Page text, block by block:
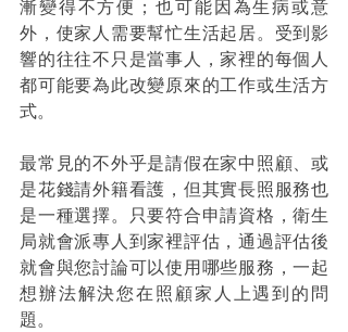
漸變得不方便；也可能因為生病或意
外，使家人需要幫忙生活起居。受到影
響的往往不只是當事人，家裡的每個人
都可能要為此改變原來的工作或生活方
式。
最常見的不外乎是請假在家中照顧、或
是花錢請外籍看護，但其實長照服務也
是一種選擇。只要符合申請資格，衛生
局就會派專人到家裡評估，通過評估後
就會與您討論可以使用哪些服務，一起
想辦法解決您在照顧家人上遇到的問
題。